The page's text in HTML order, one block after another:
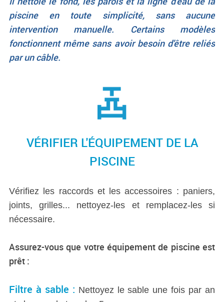
piscine en toute simplicité, sans aucune
intervention manuelle. Certains modèles
fonctionnent même sans avoir besoin d'être reliés
par un câble.
VÉRIFIER L'ÉQUIPEMENT DE LA
PISCINE
Vérifiez les raccords et les accessoires : paniers,
joints, grilles... nettoyez-les et remplacez-les si
nécessaire.
Assurez-vous que votre équipement de piscine est
prêt :
Filtre à sable : Nettoyez le sable une fois par an